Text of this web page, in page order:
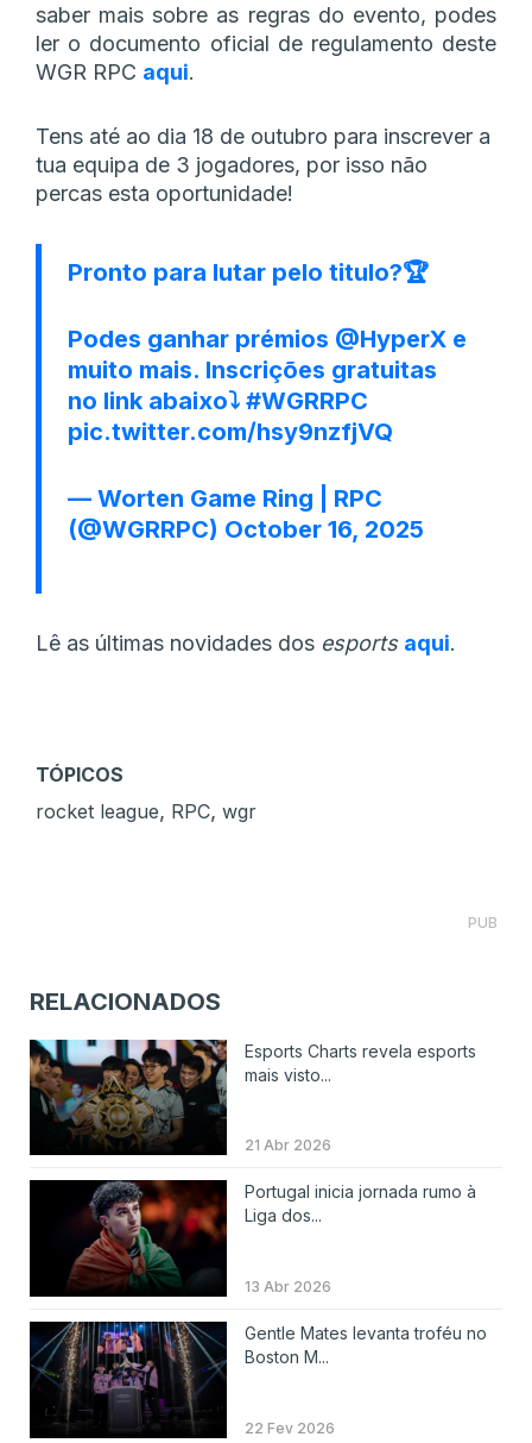
saber mais sobre as regras do evento, podes
ler o documento oficial de regulamento deste
WGR RPC aqui.
Tens até ao dia 18 de outubro para inscrever a
tua equipa de 3 jogadores, por isso não
percas esta oportunidade!
Pronto para lutar pelo titulo?🏆
Podes ganhar prémios @HyperX e
muito mais. Inscrições gratuitas
no link abaixo⤵️ #WGRRPC
pic.twitter.com/hsy9nzfjVQ
— Worten Game Ring | RPC
(@WGRRPC) October 16, 2025
Lê as últimas novidades dos esports aqui.
TÓPICOS
rocket league, RPC, wgr
PUB
RELACIONADOS
Esports Charts revela esports
mais visto...
21 Abr 2026
Portugal inicia jornada rumo à
Liga dos...
13 Abr 2026
Gentle Mates levanta troféu no
Boston M...
22 Fev 2026